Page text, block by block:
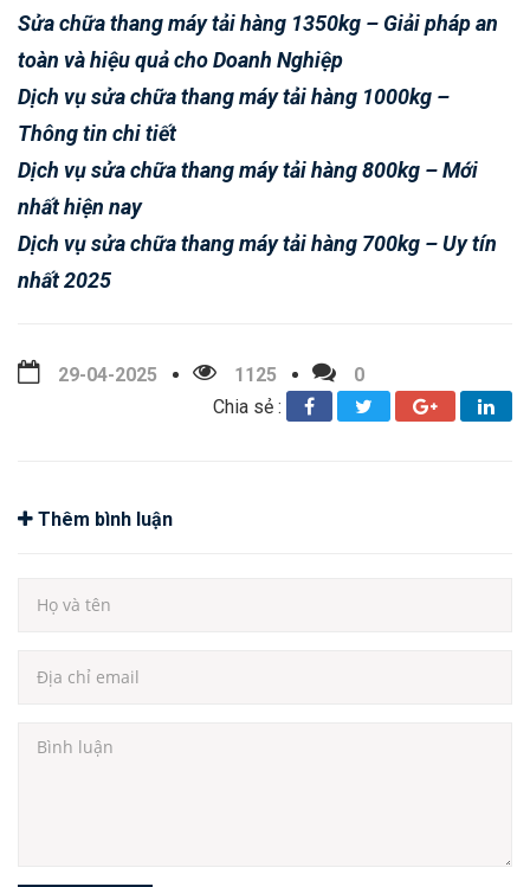
Sửa chữa thang máy tải hàng 1350kg – Giải pháp an
toàn và hiệu quả cho Doanh Nghiệp
Dịch vụ sửa chữa thang máy tải hàng 1000kg –
Thông tin chi tiết
Dịch vụ sửa chữa thang máy tải hàng 800kg – Mới
nhất hiện nay
Dịch vụ sửa chữa thang máy tải hàng 700kg – Uy tín
nhất 2025
29-04-2025 1125
0
Chia sẻ :
Thêm bình luận